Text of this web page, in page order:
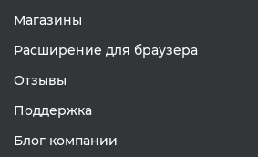
Магазины
Расширение для браузера
Отзывы
Поддержка
Блог компании